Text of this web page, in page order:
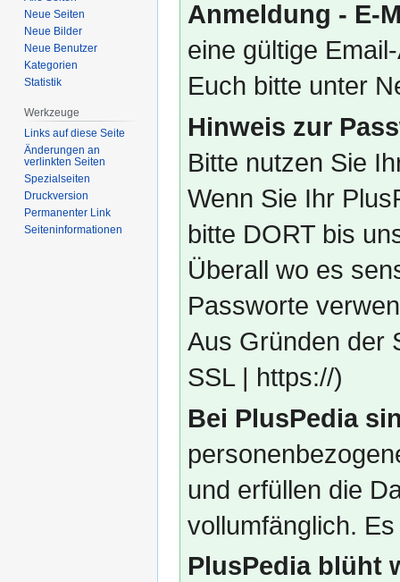
Anmeldung - E-
eine gültige
Euch bitte unter
Hinweis zur
Bitte nutzen Sie
Wenn Sie Ihr
bitte DORT bis
Überall wo es
Passworte
Aus Gründen der
SSL | https://)
Bei PlusPedia
und erfüllen die
vollumfänglich.
PlusPedia blüht
Neue Seiten
Neue Bilder
Neue Benutzer
Kategorien
Statistik
Werkzeuge
Links auf diese Seite
Änderungen an
verlinkten Seiten
Spezialseiten
Druckversion
Permanenter Link
Seiten­­informationen